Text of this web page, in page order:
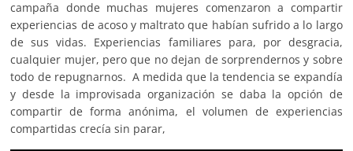
campaña donde muchas mujeres comenzaron a compartir
experiencias de acoso y maltrato que habían sufrido a lo largo
de sus vidas. Experiencias familiares para, por desgracia,
cualquier mujer, pero que no dejan de sorprendernos y sobre
todo de repugnarnos. A medida que la tendencia se expandía
y desde la improvisada organización se daba la opción de
compartir de forma anónima, el volumen de experiencias
compartidas crecía sin parar,